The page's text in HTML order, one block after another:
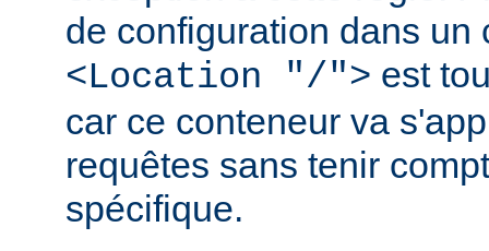
de configuration dans un
<Location "/"> est
car ce conteneur va
requêtes sans tenir
spécifique.